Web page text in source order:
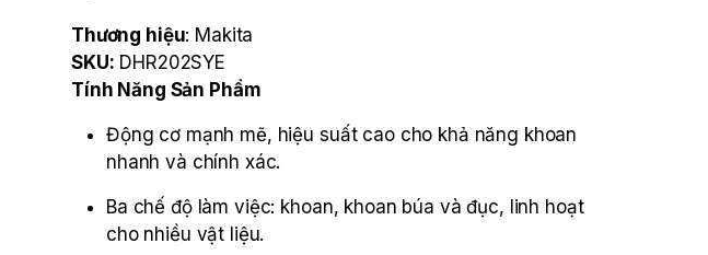
Thương hiệu: Makita
SKU: DHR202SYE
Tính Năng Sản Phẩm
Động cơ mạnh mẽ, hiệu suất cao cho khả năng khoan
nhanh và chính xác.
Ba chế độ làm việc: khoan, khoan búa và đục, linh hoạt
cho nhiều vật liệu.